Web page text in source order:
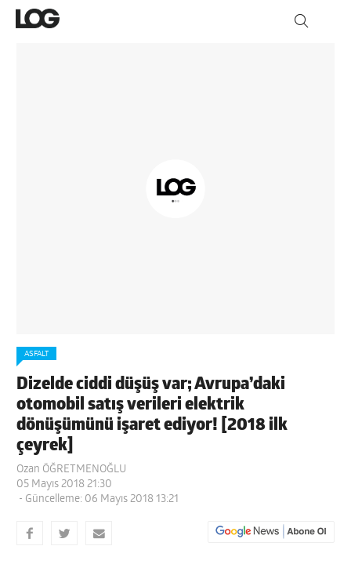
ASFALT
Dizelde ciddi düşüş var; Avrupa’daki
otomobil satış verileri elektrik
dönüşümünü işaret ediyor! [2018 ilk
çeyrek]
Ozan ÖĞRETMENOĞLU
05 Mayıs 2018 21:30
- Güncelleme: 06 Mayıs 2018 13:21